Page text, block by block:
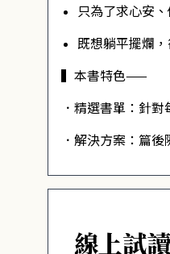
只為了求心安
既想躺平擺爛
▍本書特色——
．精選書單：針
．解決方案：篇
線上試讀